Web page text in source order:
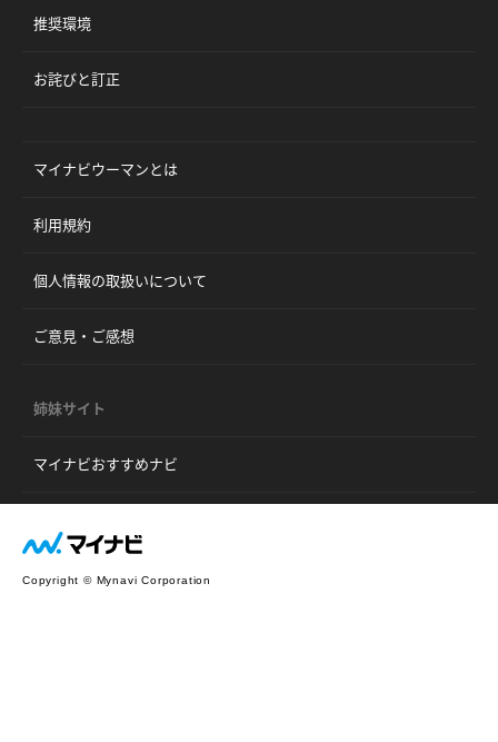
推奨環境
お詫びと訂正
マイナビウーマンとは
利用規約
個人情報の取扱いについて
ご意見・ご感想
姉妹サイト
マイナビおすすめナビ
Copyright © Mynavi Corporation